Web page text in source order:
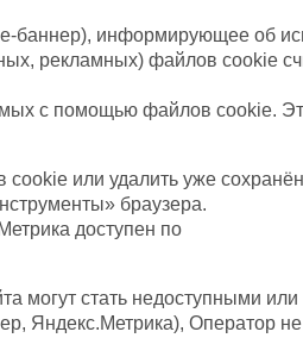
баннер), информирующее об
рекламных) файлов cookie
с помощью файлов cookie.
или удалить уже
браузера.
доступен по
могут стать недоступными или
Яндекс.Метрика), Оператор не